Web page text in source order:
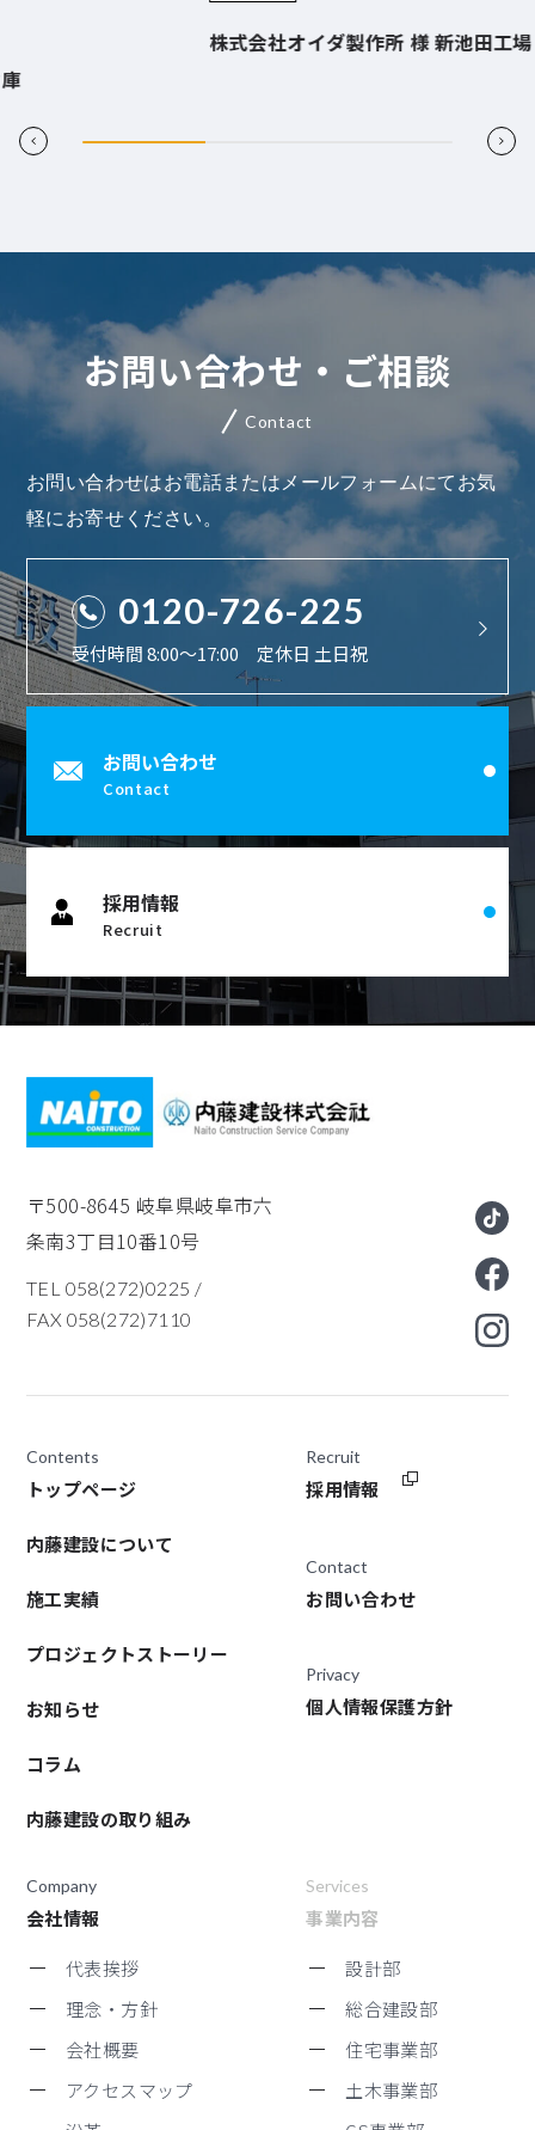
株式会社オイダ製作所 様 新池田工場
お問い合わせはお電話またはメールフォームにてお気
軽にお寄せください。
Contact
お問い合わせ・ご相談
0120-726-225
受付時間 8:00〜17:00 定休日 土日祝
お問い合わせ
Contact
採用情報
Recruit
〒500-8645 岐阜県岐阜市六
条南3丁目10番10号
TEL 058(272)0225 /
FAX 058(272)7110
Contents
トップページ
内藤建設について
施工実績
プロジェクトストーリー
お知らせ
コラム
内藤建設の取り組み
Services
事業内容
設計部
総合建設部
住宅事業部
土木事業部
Company
会社情報
代表挨拶
理念・方針
会社概要
アクセスマップ
Recruit
採用情報
Contact
お問い合わせ
Privacy
個人情報保護方針